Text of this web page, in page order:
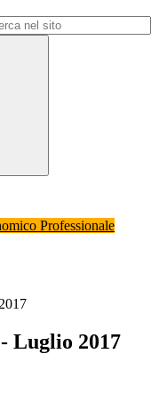
Professionale
Luglio 2017